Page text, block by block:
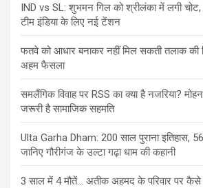
IND vs SL: शुभमन गिल को श्रीलंका में लगी
टीम इंडिया के लिए नई टेंशन
फतवे को आधार बनाकर नहीं मिल सकती तलाक की
अहम फैसला
समलैंगिक विवाह पर RSS का क्या है नजरिया?
जरूरी है सामाजिक सहमति
Ulta Garha Dham: 200 साल पुराना इतिहास,
जानिए गौरीगंज के उल्टा गढ़ा धाम की कहानी
3 साल में 4 मौतें… अतीक अहमद के परिवार पर कैसे